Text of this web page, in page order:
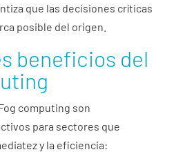
que las decisiones críticas
posible del origen.
beneficios del
computing son
para sectores que
y la eficiencia: